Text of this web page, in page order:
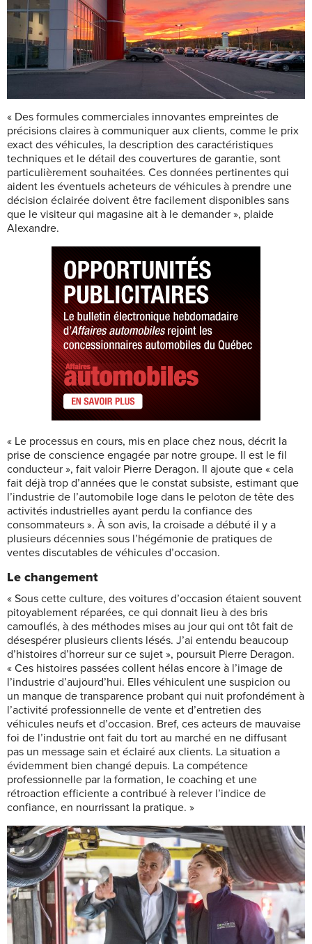
« Des formules commerciales innovantes empreintes de
précisions claires à communiquer aux clients, comme le prix
exact des véhicules, la description des caractéristiques
techniques et le détail des couvertures de garantie, sont
particulièrement souhaitées. Ces données pertinentes qui
aident les éventuels acheteurs de véhicules à prendre une
décision éclairée doivent être facilement disponibles sans
que le visiteur qui magasine ait à le demander », plaide
Alexandre.
« Le processus en cours, mis en place chez nous, décrit la
prise de conscience engagée par notre groupe. Il est le fil
conducteur », fait valoir Pierre Deragon. Il ajoute que « cela
fait déjà trop d’années que le constat subsiste, estimant que
l’industrie de l’automobile loge dans le peloton de tête des
activités industrielles ayant perdu la confiance des
consommateurs ». À son avis, la croisade a débuté il y a
plusieurs décennies sous l’hégémonie de pratiques de
ventes discutables de véhicules d’occasion.
Le changement
« Sous cette culture, des voitures d’occasion étaient souvent
pitoyablement réparées, ce qui donnait lieu à des bris
camouflés, à des méthodes mises au jour qui ont tôt fait de
désespérer plusieurs clients lésés. J’ai entendu beaucoup
d’histoires d’horreur sur ce sujet », poursuit Pierre Deragon.
« Ces histoires passées collent hélas encore à l’image de
l’industrie d’aujourd’hui. Elles véhiculent une suspicion ou
un manque de transparence probant qui nuit profondément à
l’activité professionnelle de vente et d’entretien des
véhicules neufs et d’occasion. Bref, ces acteurs de mauvaise
foi de l’industrie ont fait du tort au marché en ne diffusant
pas un message sain et éclairé aux clients. La situation a
évidemment bien changé depuis. La compétence
professionnelle par la formation, le coaching et une
rétroaction efficiente a contribué à relever l’indice de
confiance, en nourrissant la pratique. »